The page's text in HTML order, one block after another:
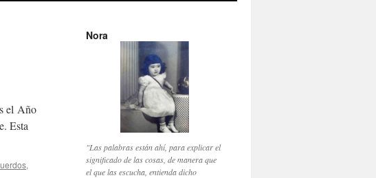
el Año
Esta
,
Nora
"Las palabras están ahí, para explicar el
significado de las cosas, de manera que
el que las escucha, entienda dicho